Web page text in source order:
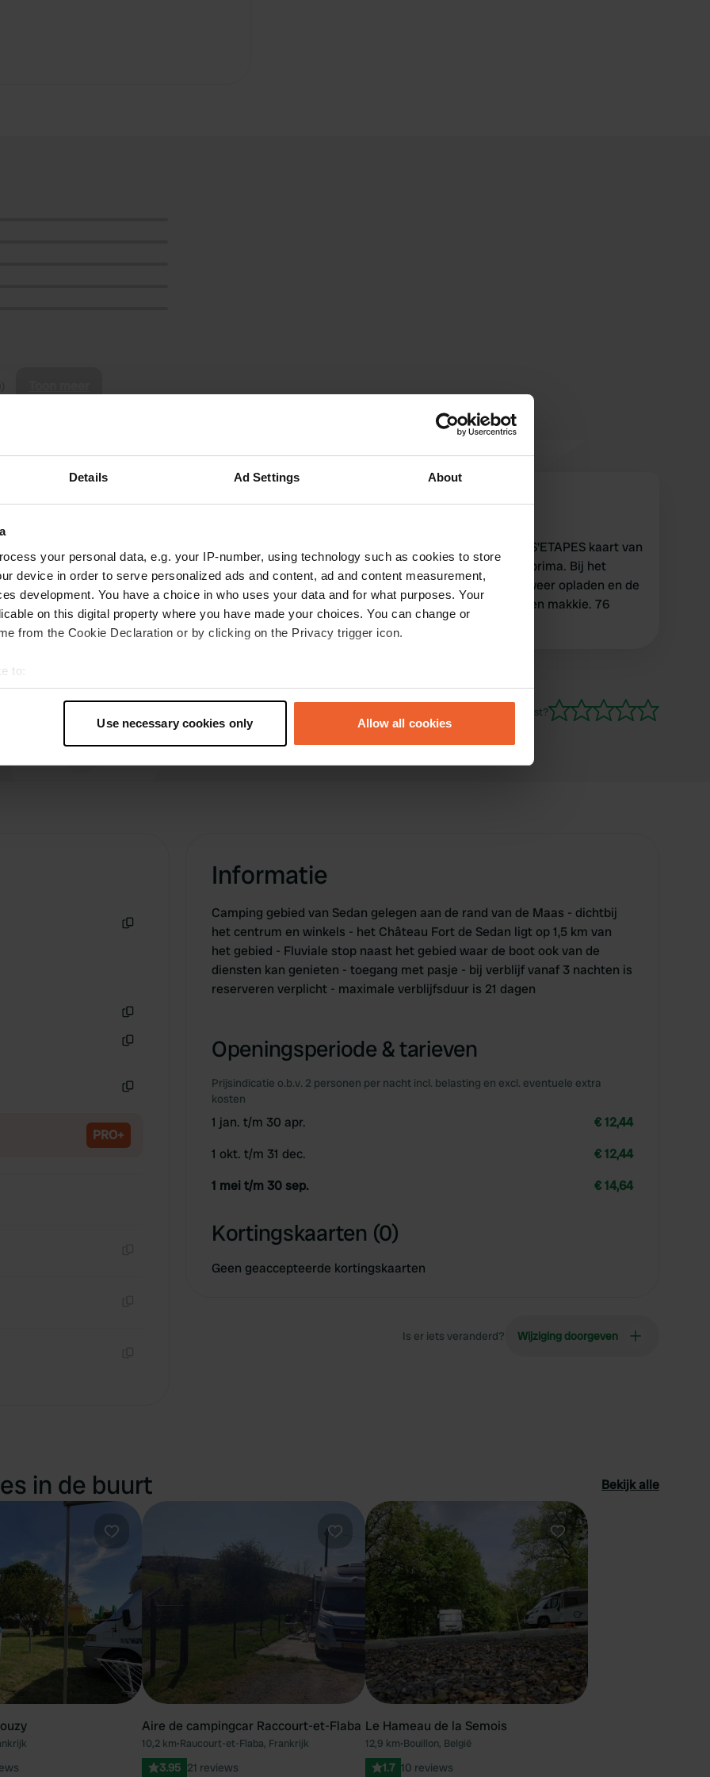
Details Ad Settings About
your personal data, e.g. your IP-number, using technology such as cookies to store
device in order to serve personalized ads and content, ad and content measurement,
development. You have a choice in who uses your data and for what purposes. Your
on this digital property where you have made your choices. You can change or
from the Cookie Declaration or by clicking on the Privacy trigger icon.
to:
geographical location which can be accurate to within several meters
personal data is processed and set your preferences in the
Use necessary cookies only Allow all cookies
de reviews
prima tussenstop langs de Maas, prachtig
kasteel (entree €12), maar de stad Sedan is
inderdaad niet zoals gehoopt.
N
Mooie rustige plek. Mijn PASS'ETAPES kaart van
zo'n 8 jaar terug werkte nog prima. Bij het
verlater van de CP de kaart weer opladen en de
slagboom gaat weer open. Een makkie. 76
jarige...
Ben jij hier geweest?
PRO+
Informatie
Camping gebied van Sedan gelegen aan de rand van de Maas - dichtbij
het centrum en winkels - het Château Fort de Sedan ligt op 1,5 km van
het gebied - Fluviale stop naast het gebied waar de boot ook van de
diensten kan genieten - toegang met pasje - bij verblijf vanaf 3 nachten is
reserveren verplicht - maximale verblijfsduur is 21 dagen
Openingsperiode & tarieven
Prijsindicatie o.b.v. 2 personen per nacht incl. belasting en excl. eventuele extra
kosten
1 jan. t/m 30 apr.
€ 12,44
1 okt. t/m 31 dec.
€ 12,44
1 mei t/m 30 sep.
€ 14,64
Kortingskaarten (0)
Geen geaccepteerde kortingskaarten
Is er iets veranderd? Wijziging doorgeven
in de buurt Bekijk alle
Favoriet
Aire de campingcar Raccourt-et-Flaba
10,2 km•Raucourt-et-Flaba, Frankrijk
3.95 21 reviews
Favoriet
Le Hameau de la Semois
12,9 km•Bouillon, België
1.7 10 reviews